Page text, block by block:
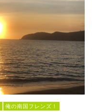
俺の南国フレンズ！